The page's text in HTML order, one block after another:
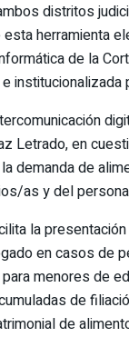
distritos
herramienta
de la
Letrado, en
demanda de
as y del
la
en casos de
menores de
de
de